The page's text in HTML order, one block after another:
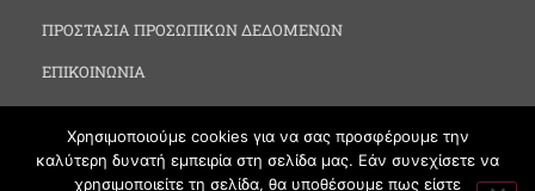
ΠΡΟΣΤΑΣΙΑ ΠΡΟΣΩΠΙΚΩΝ ΔΕΔΟΜΕΝΩΝ
ΕΠΙΚΟΙΝΩΝΙΑ
Χρησιμοποιούμε cookies για να σας προσφέρουμε την
καλύτερη δυνατή εμπειρία στη σελίδα μας. Εάν συνεχίσετε να
χρησιμοποιείτε τη σελίδα, θα υποθέσουμε πως είστε